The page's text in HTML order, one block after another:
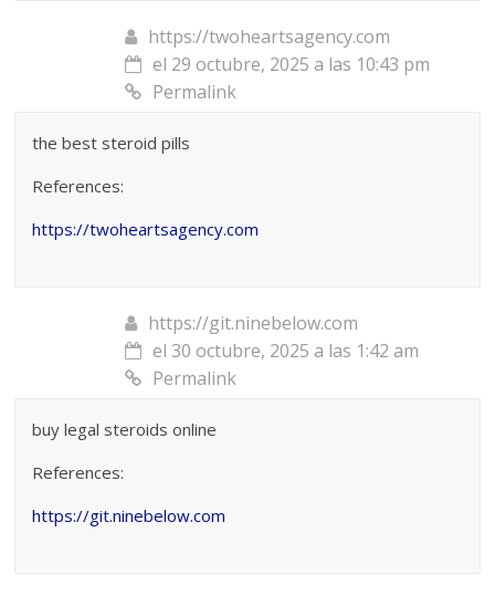
https://twoheartsagency.com
el 29 octubre, 2025 a las 10:43 pm
Permalink
the best steroid pills
References:
https://twoheartsagency.com
https://git.ninebelow.com
el 30 octubre, 2025 a las 1:42 am
Permalink
buy legal steroids online
References:
https://git.ninebelow.com